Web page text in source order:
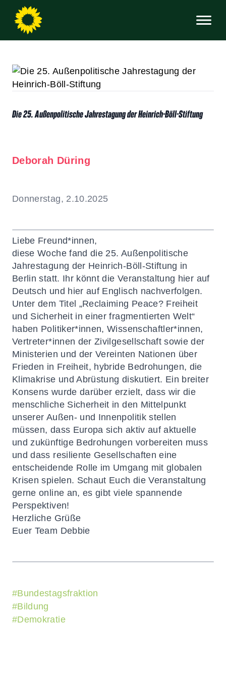
Die 25. Außenpolitische Jahrestagung der Heinrich-Böll-Stiftung
Deborah Düring
Donnerstag, 2.10.2025
Liebe Freund*innen,
diese Woche fand die 25. Außenpolitische
Jahrestagung der Heinrich-Böll-Stiftung in
Berlin statt. Ihr könnt die Veranstaltung hier auf
Deutsch und hier auf Englisch nachverfolgen.
Unter dem Titel „Reclaiming Peace? Freiheit
und Sicherheit in einer fragmentierten Welt“
haben Politiker*innen, Wissenschaftler*innen,
Vertreter*innen der Zivilgesellschaft sowie der
Ministerien und der Vereinten Nationen über
Frieden in Freiheit, hybride Bedrohungen, die
Klimakrise und Abrüstung diskutiert. Ein breiter
Konsens wurde darüber erzielt, dass wir die
menschliche Sicherheit in den Mittelpunkt
unserer Außen- und Innenpolitik stellen
müssen, dass Europa sich aktiv auf aktuelle
und zukünftige Bedrohungen vorbereiten muss
und dass resiliente Gesellschaften eine
entscheidende Rolle im Umgang mit globalen
Krisen spielen. Schaut Euch die Veranstaltung
gerne online an, es gibt viele spannende
Perspektiven!
Herzliche Grüße
Euer Team Debbie
#Bundestagsfraktion
#Bildung
#Demokratie